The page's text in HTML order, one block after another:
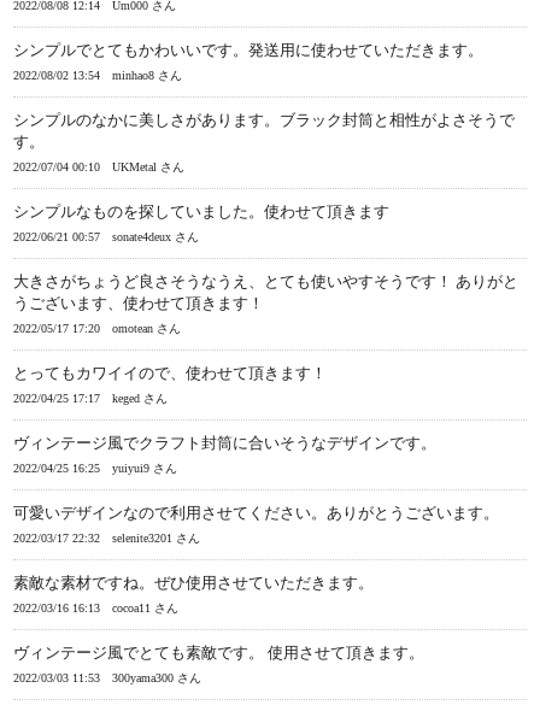
2022/08/08 12:14 Um000 さん
シンプルでとてもかわいいです。発送用に使わせていただきます。
2022/08/02 13:54 minhao8 さん
シンプルのなかに美しさがあります。ブラック封筒と相性がよさそうで
す。
2022/07/04 00:10 UKMetal さん
シンプルなものを探していました。使わせて頂きます
2022/06/21 00:57 sonate4deux さん
大きさがちょうど良さそうなうえ、とても使いやすそうです！ ありがと
うございます、使わせて頂きます！
2022/05/17 17:20 omotean さん
とってもカワイイので、使わせて頂きます！
2022/04/25 17:17 keged さん
ヴィンテージ風でクラフト封筒に合いそうなデザインです。
2022/04/25 16:25 yuiyui9 さん
可愛いデザインなので利用させてください。ありがとうございます。
2022/03/17 22:32 selenite3201 さん
素敵な素材ですね。ぜひ使用させていただきます。
2022/03/16 16:13 cocoa11 さん
ヴィンテージ風でとても素敵です。 使用させて頂きます。
2022/03/03 11:53 300yama300 さん